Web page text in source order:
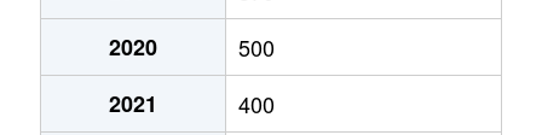
2020
500
2021
400